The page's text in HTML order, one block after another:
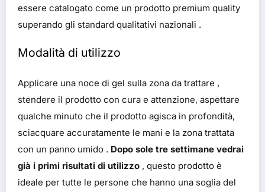
essere catalogato come un prodotto premium quality
superando gli standard qualitativi nazionali .
Modalità di utilizzo
Applicare una noce di gel sulla zona da trattare ,
stendere il prodotto con cura e attenzione, aspettare
qualche minuto che il prodotto agisca in profondità,
sciacquare accuratamente le mani e la zona trattata
con un panno umido . Dopo sole tre settimane vedrai
già i primi risultati di utilizzo , questo prodotto è
ideale per tutte le persone che hanno una soglia del